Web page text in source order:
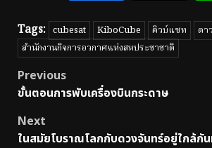
Tags: cubesat KiboCube คิวบ์แซท
ดา
สำนักงานกิจการอวกาศแห่งสหประชาชาติ
Post
navigation
Previous
ขั้นตอนการพับเครื่องบินกระดาษ
Next
ในสมัยโบราณโลกกับดวงจันทร์อยู่ใกล้กั